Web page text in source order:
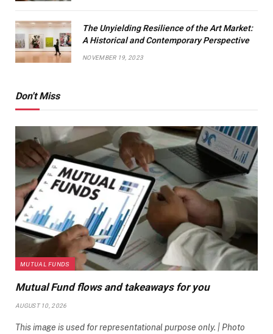
The Unyielding Resilience of the Art Market:
A Historical and Contemporary Perspective
NOVEMBER 19, 2023
Don't Miss
MUTUAL FUNDS
Mutual Fund flows and takeaways for you
AUGUST 10, 2026
This image is used for representational purpose only. | Photo